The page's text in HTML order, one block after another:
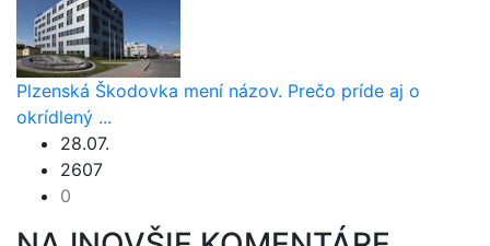
Plzenská Škodovka mení názov. Prečo príde aj o
okrídlený ...
28.07.
2607
0